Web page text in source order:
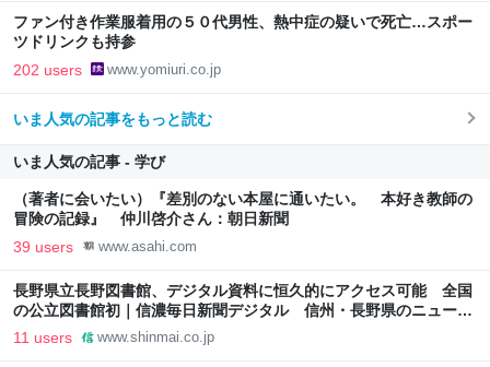
しい→「既出だと思うがここはオクトパストラベラーを推したい
(´・ω・｀)」
ファン付き作業服着用の５０代男性、熱中症の疑いで死亡…スポー
ツドリンクも持参
202 users www.yomiuri.co.jp
いま人気の記事をもっと読む
いま人気の記事 - 学び
（著者に会いたい）『差別のない本屋に通いたい。 本好き教師の
冒険の記録』 仲川啓介さん：朝日新聞
39 users www.asahi.com
長野県立長野図書館、デジタル資料に恒久的にアクセス可能 全国
の公立図書館初｜信濃毎日新聞デジタル 信州・長野県のニュース
サイト
11 users www.shinmai.co.jp